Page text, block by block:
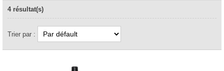
4 résultat(s)
Trier par :